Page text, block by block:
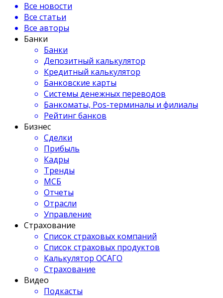
Все новости
Все статьи
Все авторы
Банки
Банки
Депозитный калькулятор
Кредитный калькулятор
Банковские карты
Системы денежных переводов
Банкоматы, Pos-терминалы и филиалы
Рейтинг банков
Бизнес
Сделки
Прибыль
Кадры
Тренды
МСБ
Отчеты
Отрасли
Управление
Страхование
Список страховых компаний
Список страховых продуктов
Калькулятор ОСАГО
Страхование
Видео
Подкасты